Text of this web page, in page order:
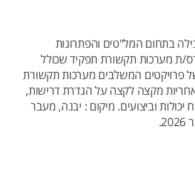
בתחום המל"טים והפתרונות
ת מערכות תקשורת תפקיד שכולל
פרויקטים המשלבים מערכות תקשורת
מקצה לקצה על הגדרת דרישות,
יכולות וביצועים. מיקום : יבנה, מעבר